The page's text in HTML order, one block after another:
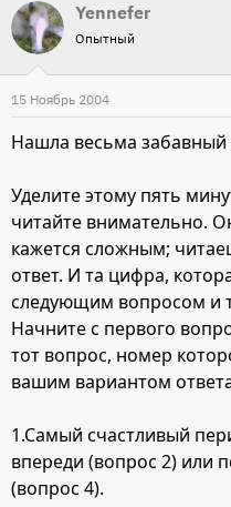
Yennefer
Опытный
15 Ноябрь 2004
Нашла весьма забавный
Уделите этому пять
читайте внимательно.
кажется сложным;
ответ. И та цифра,
следующим вопросом и
Начните с первого
тот вопрос, номер
вашим вариантом
1.Самый счастливый
впереди (вопрос 2) или
(вопрос 4).